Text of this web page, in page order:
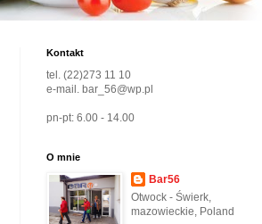
Kontakt
tel. (22)273 11 10
e-mail. bar_56@wp.pl
pn-pt: 6.00 - 14.00
O mnie
Bar56
Otwock - Świerk,
mazowieckie, Poland